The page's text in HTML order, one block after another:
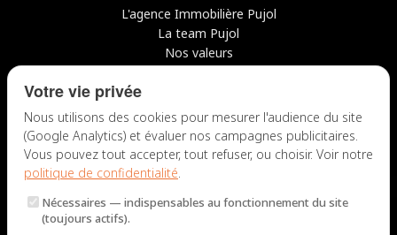
L'agence Immobilière Pujol
La team Pujol
Nos valeurs
Avis clients
Candidater chez nous
NOUS CONTACTER
Lun – Jeu : 9h – 12h / 14h – 18h
Votre vie privée
Nous utilisons des cookies pour mesurer l'audience du site
(Google Analytics) et évaluer nos campagnes publicitaires.
Vous pouvez tout accepter, tout refuser, ou choisir. Voir notre
politique de confidentialité.
Nécessaires — indispensables au fonctionnement du site
(toujours actifs).